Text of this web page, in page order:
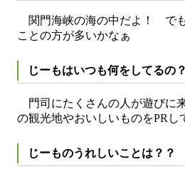
関門海峡の海の中だよ！ で
ことの方が多いかなぁ
じーもはいつも何をしてるの
門司にたくさんの人が遊びに
の観光地やおいしいものをPRし
じーものうれしいことは？？